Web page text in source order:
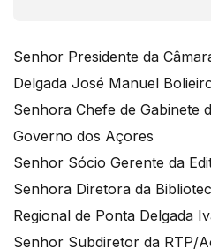
Senhor Presidente da
Delgada José Manuel
Senhora Chefe de Gabinete
Governo dos Açores
Senhor Sócio Gerente da
Senhora Diretora da
Regional de Ponta Delgada
Senhor Subdiretor da RTP/